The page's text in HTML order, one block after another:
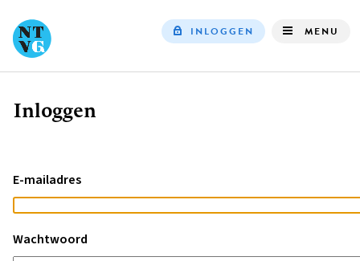
INLOGGEN MENU
Kruimelpad
Inloggen
E-mailadres
Wachtwoord